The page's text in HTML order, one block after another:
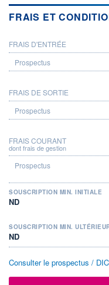
FRAIS ET
PROSPECTUS
FRAIS D'ENTRÉE
FRAIS DE SORTIE
FRAIS COURANT
dont frais de gestion
SOUSCRIPTION MIN. INITIALE
ND
SOUSCRIPTION MIN.
ND
Consulter le prospectus / DIC